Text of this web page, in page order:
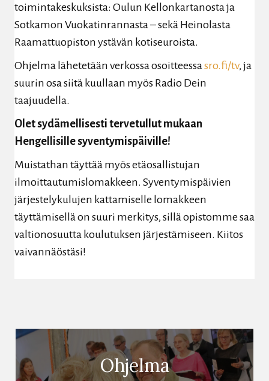
toimintakeskuksista: Oulun Kellonkartanosta ja
Sotkamon Vuokatinrannasta – sekä Heinolasta
Raamattuopiston ystävän kotiseuroista.
Ohjelma lähetetään verkossa osoitteessasro.fi/tv, ja
suurin osa siitä kuullaan myös Radio Dein
taajuudella.
Olet sydämellisesti tervetullut mukaan
Hengellisille syventymispäiville!
Muistathan täyttää myös etäosallistujan
ilmoittautumislomakkeen. Syventymispäivien
järjestelykulujen kattamiselle lomakkeen
täyttämisellä on suuri merkitys, sillä opistomme saa
valtionosuutta koulutuksen järjestämiseen. Kiitos
vaivannäöstäsi!
Ohjelma